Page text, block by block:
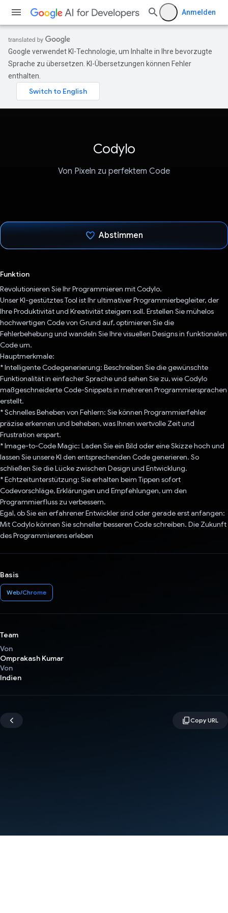
Anmelden
Google verwendet KI-Technologie, um Inhalte in Ihre bevorzugte
Sprache zu übersetzen. KI-Übersetzungen können Fehler
enthalten.
Codylo
Von Pixeln zu perfektem Code
Abstimmen
Funktion
Revolutionieren Sie Ihr Programmieren mit Codylo.
Unser KI-gestütztes Tool ist Ihr ultimativer Programmierbegleiter, der
Ihre Produktivität und Kreativität steigern soll. Erstellen Sie mühelos
hochwertigen Code von Grund auf, optimieren Sie die
Fehlerbehebung und wandeln Sie Ihre visuellen Designs in funktionalen
Code um.
Hauptmerkmale:
* Intelligente Codegenerierung: Beschreiben Sie die gewünschte
Funktionalität in einfacher Sprache und sehen Sie zu, wie Codylo
maßgeschneiderte Code-Snippets in mehreren Programmiersprachen
erstellt.
* Schnelles Beheben von Fehlern: Sie können Programmierfehler
präzise erkennen und beheben, was Ihnen wertvolle Zeit und
Frustration erspart.
* Image-to-Code Magic: Laden Sie ein Bild oder eine Skizze hoch und
lassen Sie unsere KI den entsprechenden Code generieren. So
schließen Sie die Lücke zwischen Design und Entwicklung.
* Echtzeitunterstützung: Sie erhalten beim Tippen sofort
Codevorschläge, Erklärungen und Empfehlungen, um den
Programmierfluss zu verbessern.
Egal, ob Sie ein erfahrener Entwickler sind oder gerade erst anfangen:
Mit Codylo können Sie schneller besseren Code schreiben. Die Zukunft
des Programmierens erleben
Basis
Web/Chrome
Team
Von
Omprakash Kumar
Von
Indien